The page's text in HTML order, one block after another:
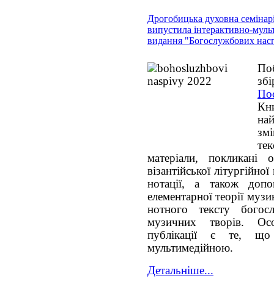
Дрогобицька духовна
випустила інтерактивно-
видання "Богослужбових
матеріали, покликані
візантійської
нотації, а також
елементарної теорії
нотного тексту
музичних творів.
публікації є те,
мультимедійною.
Детальніше...